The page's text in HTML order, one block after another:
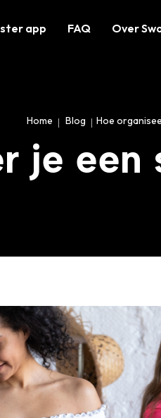
app FAQ Over
Home Blog Hoe
je